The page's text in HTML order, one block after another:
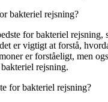
bakteriel rejsning?
for bakteriel rejsning,
er vigtigt at forstå,
er forståeligt, men
rejsning.
for bakteriel rejsning?